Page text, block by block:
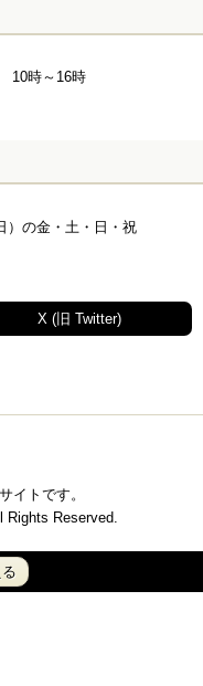
10時～16時
）の金・土・日・祝
X (旧 Twitter)
イトです。
Reserved.